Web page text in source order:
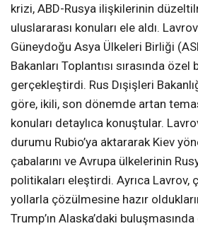
krizi, ABD-Rusya ilişkilerinin
uluslararası konuları ele aldı.
Güneydoğu Asya Ülkeleri Birliği
Bakanları Toplantısı sırasında
gerçekleştirdi. Rus Dışişleri
göre, ikili, son dönemde artan
konuları detaylıca konuştular.
durumu Rubio’ya aktararak Kiev
çabalarını ve Avrupa ülkelerinin
politikaları eleştirdi. Ayrıca Lavrov,
yollarla çözülmesine hazır
Trump’ın Alaska’daki